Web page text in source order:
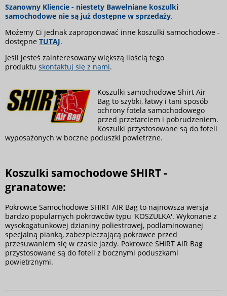
Szanowny Kliencie - niestety Bawełniane koszulki
samochodowe nie są już dostępne w sprzedaży.
Możemy Ci jednak zaproponować inne koszulki samochodowe -
dostępne TUTAJ.
Jeśli jesteś zainteresowany większą ilością tego
produktu skontaktuj się z nami.
Koszulki samochodowe Shirt Air
Bag to szybki, łatwy i tani sposób
ochrony fotela samochodowego
przed przetarciem i pobrudzeniem.
Koszulki przystosowane są do foteli
wyposażonych w boczne poduszki powietrzne.
Koszulki samochodowe SHIRT -
granatowe:
Pokrowce Samochodowe SHIRT AIR Bag to najnowsza wersja
bardzo popularnych pokrowców typu 'KOSZULKA'. Wykonane z
wysokogatunkowej dzianiny poliestrowej, podlaminowanej
specjalną pianką, zabezpieczającą pokrowce przed
przesuwaniem się w czasie jazdy. Pokrowce SHIRT AIR Bag
przystosowane są do foteli z bocznymi poduszkami
powietrznymi.